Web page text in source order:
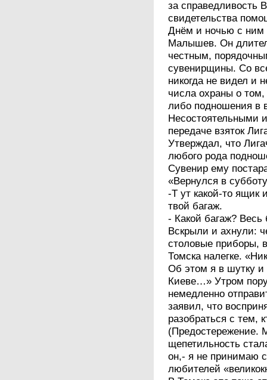
за справедливость
свидетельства
Днём и ночью с ним
Малышев. Он
честным,
сувенирщины. Со
никогда не видел и
числа охраны о том,
либо подношения в
Несостоятельными
передаче взяток
Утверждал, что
любого рода
Сувенир ему
«Вернулся в
-Т ут какой-то ящик
твой багаж.
- Какой багаж?
Вскрыли и ахнули:
столовые приборы,
Томска налегке.
Об этом я в шутку и
Киеве…» Утром
немедленно
заявил, что
разобраться с тем,
(Предостережение.
щепетильность
он,- я не принимаю
любителей